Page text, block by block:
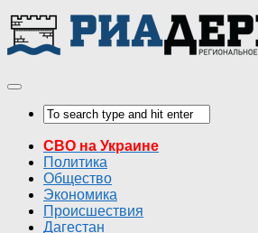
СВО на Украине
Политика
Общество
Экономика
Происшествия
Дагестан